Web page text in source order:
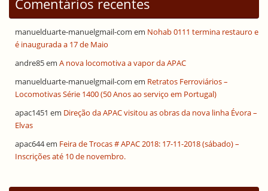
Comentários recentes
manuelduarte-manuelgmail-com em Nohab 0111 termina restauro e
é inaugurada a 17 de Maio
andre85em A nova locomotiva a vapor da APAC
manuelduarte-manuelgmail-com em Retratos Ferroviários –
Locomotivas Série 1400 (50 Anos ao serviço em Portugal)
apac1451 em Direção da APAC visitou as obras da nova linha Évora –
Elvas
apac644em Feira de Trocas # APAC 2018: 17-11-2018 (sábado) –
Inscrições até 10 de novembro.